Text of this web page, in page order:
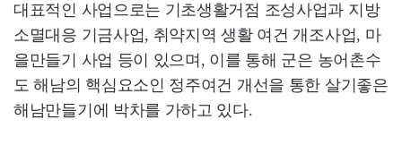
대표적인 사업으로는 기초생활거점 조성사업과 지방
소멸대응 기금사업, 취약지역 생활 여건 개조사업, 마
을만들기 사업 등이 있으며, 이를 통해 군은 농어촌수
도 해남의 핵심요소인 정주여건 개선을 통한 살기좋은
해남만들기에 박차를 가하고 있다.